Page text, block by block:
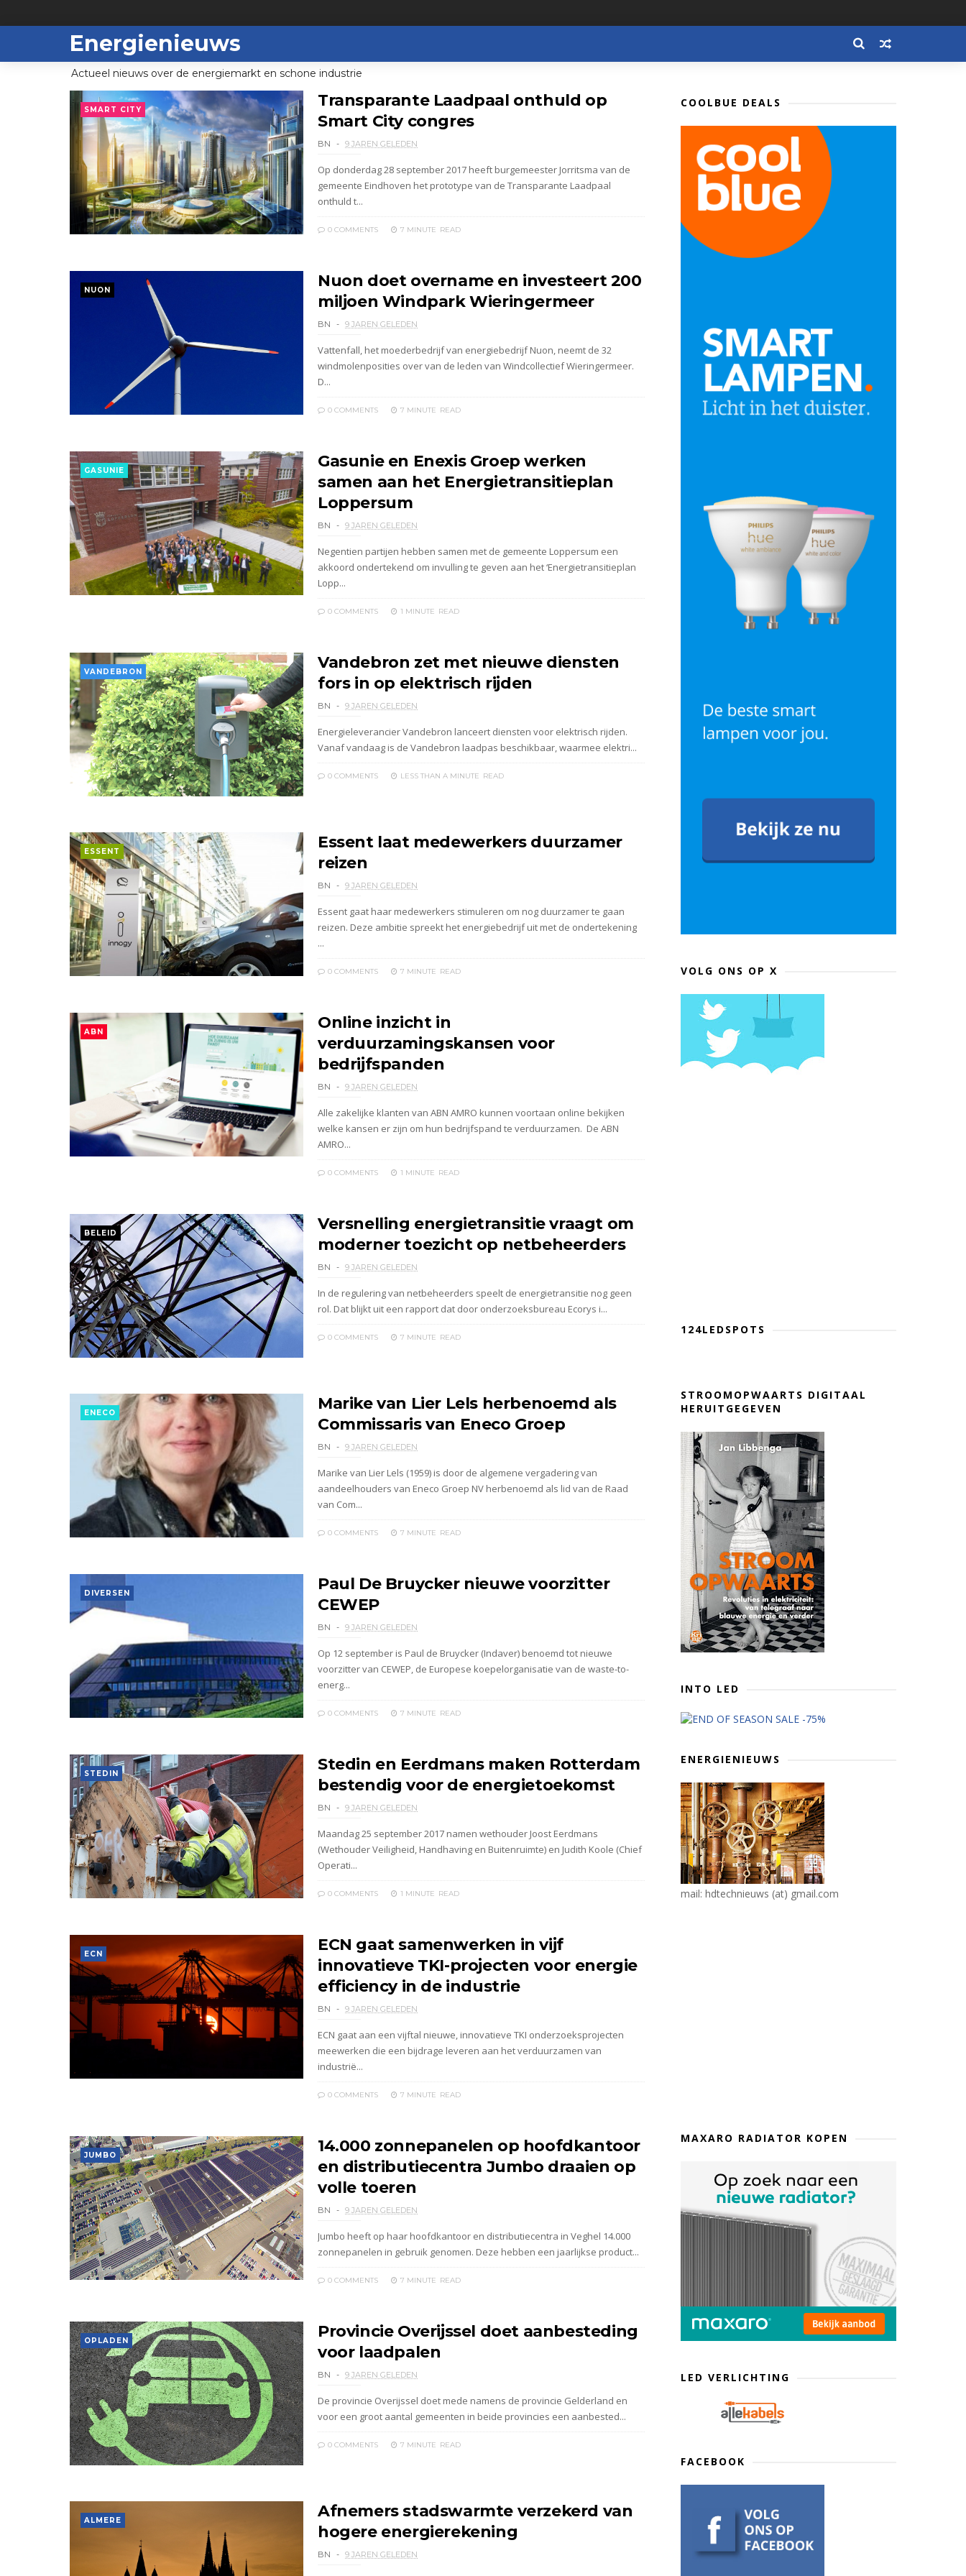
Energienieuws
Actueel nieuws over de energiemarkt en schone industrie
SMART CITY
Transparante Laadpaal onthuld op
Smart City congres
BN 9 JAREN GELEDEN
Op donderdag 28 september 2017 heeft burgemeester Jorritsma van de
gemeente Eindhoven het prototype van de Transparante Laadpaal
onthuld t...
0 COMMENTS 7 MINUTE READ
NUON
Nuon doet overname en investeert 200
miljoen Windpark Wieringermeer
BN 9 JAREN GELEDEN
Vattenfall, het moederbedrijf van energiebedrijf Nuon, neemt de 32
windmolenposities over van de leden van Windcollectief Wieringermeer.
D...
0 COMMENTS 7 MINUTE READ
GASUNIE
Gasunie en Enexis Groep werken
samen aan het Energietransitieplan
Loppersum
BN 9 JAREN GELEDEN
Negentien partijen hebben samen met de gemeente Loppersum een
akkoord ondertekend om invulling te geven aan het ‘Energietransitieplan
Lopp...
0 COMMENTS 1 MINUTE READ
VANDEBRON
Vandebron zet met nieuwe diensten
fors in op elektrisch rijden
BN 9 JAREN GELEDEN
Energieleverancier Vandebron lanceert diensten voor elektrisch rijden.
Vanaf vandaag is de Vandebron laadpas beschikbaar, waarmee elektri...
0 COMMENTS LESS THAN A MINUTE READ
ESSENT
Essent laat medewerkers duurzamer
reizen
BN 9 JAREN GELEDEN
Essent gaat haar medewerkers stimuleren om nog duurzamer te gaan
reizen. Deze ambitie spreekt het energiebedrijf uit met de ondertekening
...
0 COMMENTS 7 MINUTE READ
ABN
Online inzicht in
verduurzamingskansen voor
bedrijfspanden
BN 9 JAREN GELEDEN
Alle zakelijke klanten van ABN AMRO kunnen voortaan online bekijken
welke kansen er zijn om hun bedrijfspand te verduurzamen. De ABN
AMRO...
0 COMMENTS 1 MINUTE READ
BELEID
Versnelling energietransitie vraagt om
moderner toezicht op netbeheerders
BN 9 JAREN GELEDEN
In de regulering van netbeheerders speelt de energietransitie nog geen
rol. Dat blijkt uit een rapport dat door onderzoeksbureau Ecorys i...
0 COMMENTS 7 MINUTE READ
ENECO
Marike van Lier Lels herbenoemd als
Commissaris van Eneco Groep
BN 9 JAREN GELEDEN
Marike van Lier Lels (1959) is door de algemene vergadering van
aandeelhouders van Eneco Groep NV herbenoemd als lid van de Raad
van Com...
0 COMMENTS 7 MINUTE READ
DIVERSEN
Paul De Bruycker nieuwe voorzitter
CEWEP
BN 9 JAREN GELEDEN
Op 12 september is Paul de Bruycker (Indaver) benoemd tot nieuwe
voorzitter van CEWEP, de Europese koepelorganisatie van de waste-to-
energ...
0 COMMENTS 7 MINUTE READ
STEDIN
Stedin en Eerdmans maken Rotterdam
bestendig voor de energietoekomst
BN 9 JAREN GELEDEN
Maandag 25 september 2017 namen wethouder Joost Eerdmans
(Wethouder Veiligheid, Handhaving en Buitenruimte) en Judith Koole (Chief
Operati...
0 COMMENTS 1 MINUTE READ
ECN
ECN gaat samenwerken in vijf
innovatieve TKI-projecten voor energie
efficiency in de industrie
BN 9 JAREN GELEDEN
ECN gaat aan een vijftal nieuwe, innovatieve TKI onderzoeksprojecten
meewerken die een bijdrage leveren aan het verduurzamen van
industrië...
0 COMMENTS 7 MINUTE READ
JUMBO
14.000 zonnepanelen op hoofdkantoor
en distributiecentra Jumbo draaien op
volle toeren
BN 9 JAREN GELEDEN
Jumbo heeft op haar hoofdkantoor en distributiecentra in Veghel 14.000
zonnepanelen in gebruik genomen. Deze hebben een jaarlijkse product...
0 COMMENTS 7 MINUTE READ
OPLADEN
Provincie Overijssel doet aanbesteding
voor laadpalen
BN 9 JAREN GELEDEN
De provincie Overijssel doet mede namens de provincie Gelderland en
voor een groot aantal gemeenten in beide provincies een aanbested...
0 COMMENTS 7 MINUTE READ
ALMERE
Afnemers stadswarmte verzekerd van
hogere energierekening
BN 9 JAREN GELEDEN
COOLBUE DEALS
VOLG ONS OP X
124LEDSPOTS
STROOMOPWAARTS DIGITAAL
HERUITGEGEVEN
INTO LED
ENERGIENIEUWS
mail: hdtechnieuws (at) gmail.com
MAXARO RADIATOR KOPEN
LED VERLICHTING
FACEBOOK